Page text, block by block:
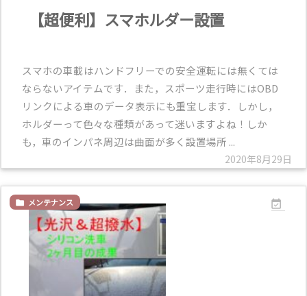
2020年8月29日
【超便利】スマホルダー設置
スマホの車載はハンドフリーでの安全運転には無くては
ならないアイテムです．また，スポーツ走行時にはOBD
リンクによる車のデータ表示にも重宝します．しかし，
ホルダーって色々な種類があって迷いますよね！しか
も，車のインパネ周辺は曲面が多く設置場所 ...

 メンテナンス